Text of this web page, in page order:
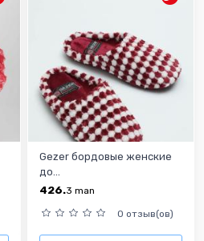
Gezer бордовые женскиe
до...
426.3 man
0 отзыв(ов)